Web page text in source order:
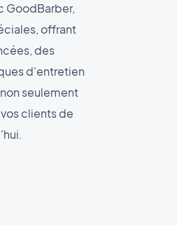
GoodBarber,
offrant
des
d'entretien
seulement
clients de